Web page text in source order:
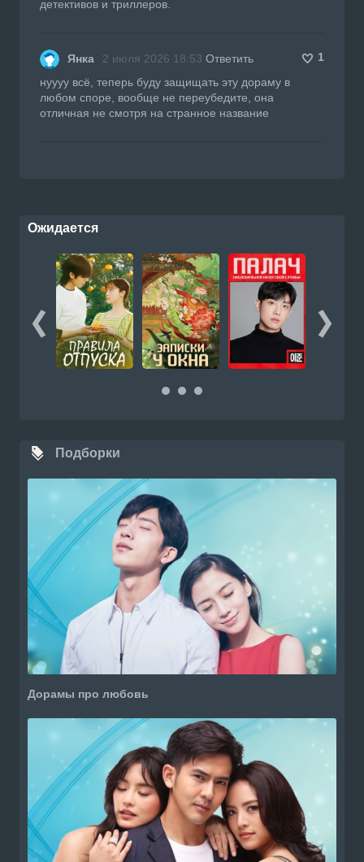
детективов и триллеров.
Янка 2 июля 2026 18:53 Ответить
1
нуууу всё, теперь буду защищать эту дораму в
любом споре, вообще не переубедите, она
отличная не смотря на странное название
Ожидается
Подборки
Дорамы про любовь